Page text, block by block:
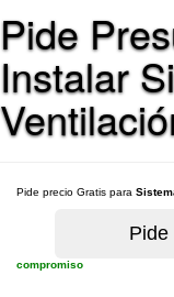
Pide
Instalar
Pide precio Gratis para
compromiso